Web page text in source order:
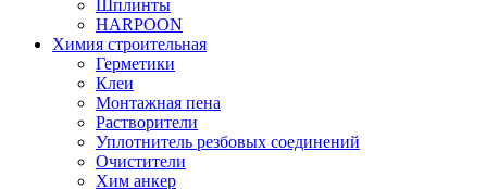
Шплинты
HARPOON
Химия строительная
Герметики
Клеи
Монтажная пена
Растворители
Уплотнитель резбовых соединений
Очистители
Хим анкер